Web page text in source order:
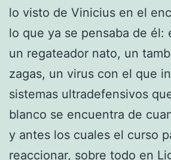
lo visto de Vinicius en el
lo que ya se pensaba de él:
un regateador nato, un
zagas, un virus con el que
sistemas ultradefensivos
blanco se encuentra de
y antes los cuales el curso
reaccionar, sobre todo en